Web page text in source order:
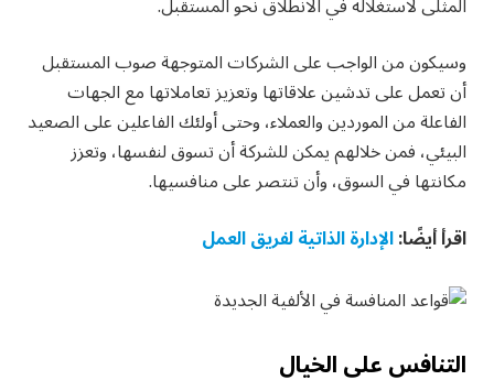
وسيكون من الواجب على الشركات المتوجهة صوب المستقبل
أن تعمل على تدشين علاقاتها وتعزيز تعاملاتها مع الجهات
الفاعلة من الموردين والعملاء، وحتى أولئك الفاعلين على الصعيد
البيئي، فمن خلالهم يمكن للشركة أن تسوق لنفسها، وتعزز
مكانتها في السوق، وأن تنتصر على منافسيها.
اقرأ أيضًا:الإدارة الذاتية لفريق العمل
التنافس على الخيال